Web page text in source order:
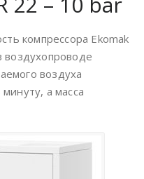
компрессора Ekomak
воздухопроводе
воздуха
а масса